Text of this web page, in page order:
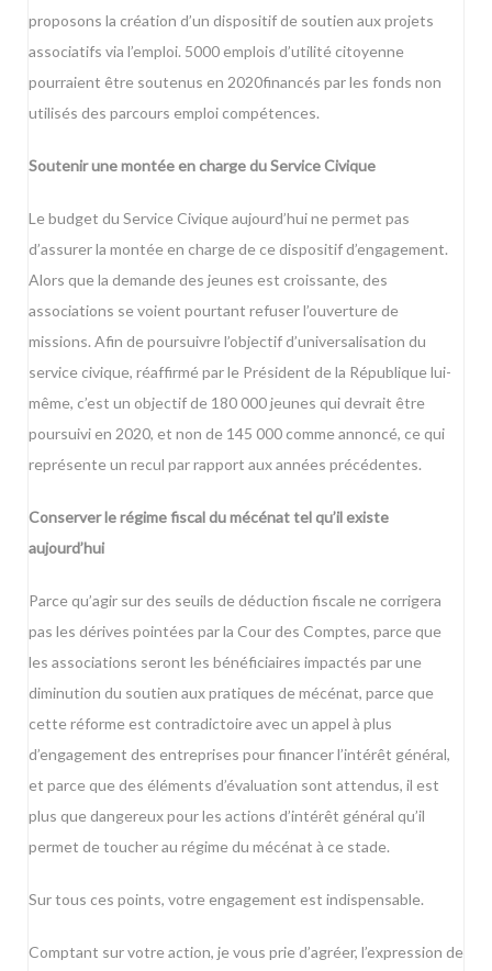
proposons la création d’un dispositif de soutien aux projets
associatifs via l’emploi. 5000 emplois d’utilité citoyenne
pourraient être soutenus en 2020financés par les fonds non
utilisés des parcours emploi compétences.
Soutenir une montée en charge du Service Civique
Le budget du Service Civique aujourd’hui ne permet pas
d’assurer la montée en charge de ce dispositif d’engagement.
Alors que la demande des jeunes est croissante, des
associations se voient pourtant refuser l’ouverture de
missions. Afin de poursuivre l’objectif d’universalisation du
service civique, réaffirmé par le Président de la République lui-
même, c’est un objectif de 180 000 jeunes qui devrait être
poursuivi en 2020, et non de 145 000 comme annoncé, ce qui
représente un recul par rapport aux années précédentes.
Conserver le régime fiscal du mécénat tel qu’il existe
aujourd’hui
Parce qu’agir sur des seuils de déduction fiscale ne corrigera
pas les dérives pointées par la Cour des Comptes, parce que
les associations seront les bénéficiaires impactés par une
diminution du soutien aux pratiques de mécénat, parce que
cette réforme est contradictoire avec un appel à plus
d’engagement des entreprises pour financer l’intérêt général,
et parce que des éléments d’évaluation sont attendus, il est
plus que dangereux pour les actions d’intérêt général qu’il
permet de toucher au régime du mécénat à ce stade.
Sur tous ces points, votre engagement est indispensable.
Comptant sur votre action, je vous prie d’agréer, l’expression de